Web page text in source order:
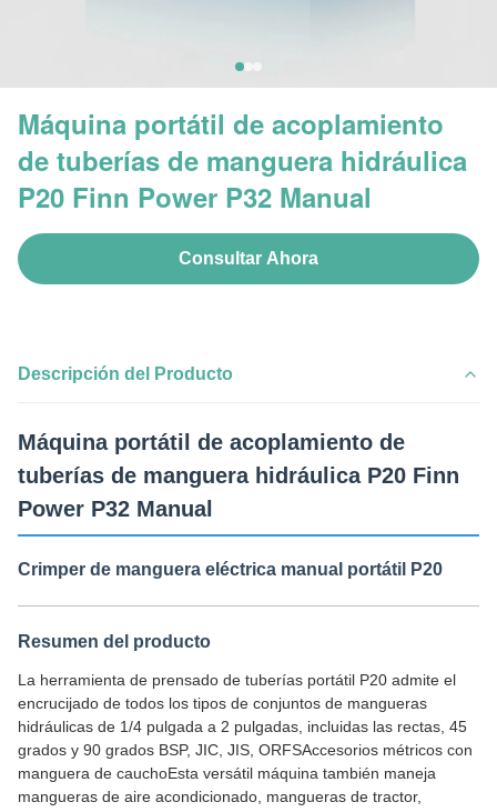
Máquina portátil de acoplamiento
de tuberías de manguera hidráulica
P20 Finn Power P32 Manual
Consultar Ahora
Descripción del Producto
Máquina portátil de acoplamiento de
tuberías de manguera hidráulica P20 Finn
Power P32 Manual
Crimper de manguera eléctrica manual portátil P20
Resumen del producto
La herramienta de prensado de tuberías portátil P20 admite el
encrucijado de todos los tipos de conjuntos de mangueras
hidráulicas de 1/4 pulgada a 2 pulgadas, incluidas las rectas, 45
grados y 90 grados BSP, JIC, JIS, ORFSAccesorios métricos con
manguera de cauchoEsta versátil máquina también maneja
mangueras de aire acondicionado, mangueras de tractor,